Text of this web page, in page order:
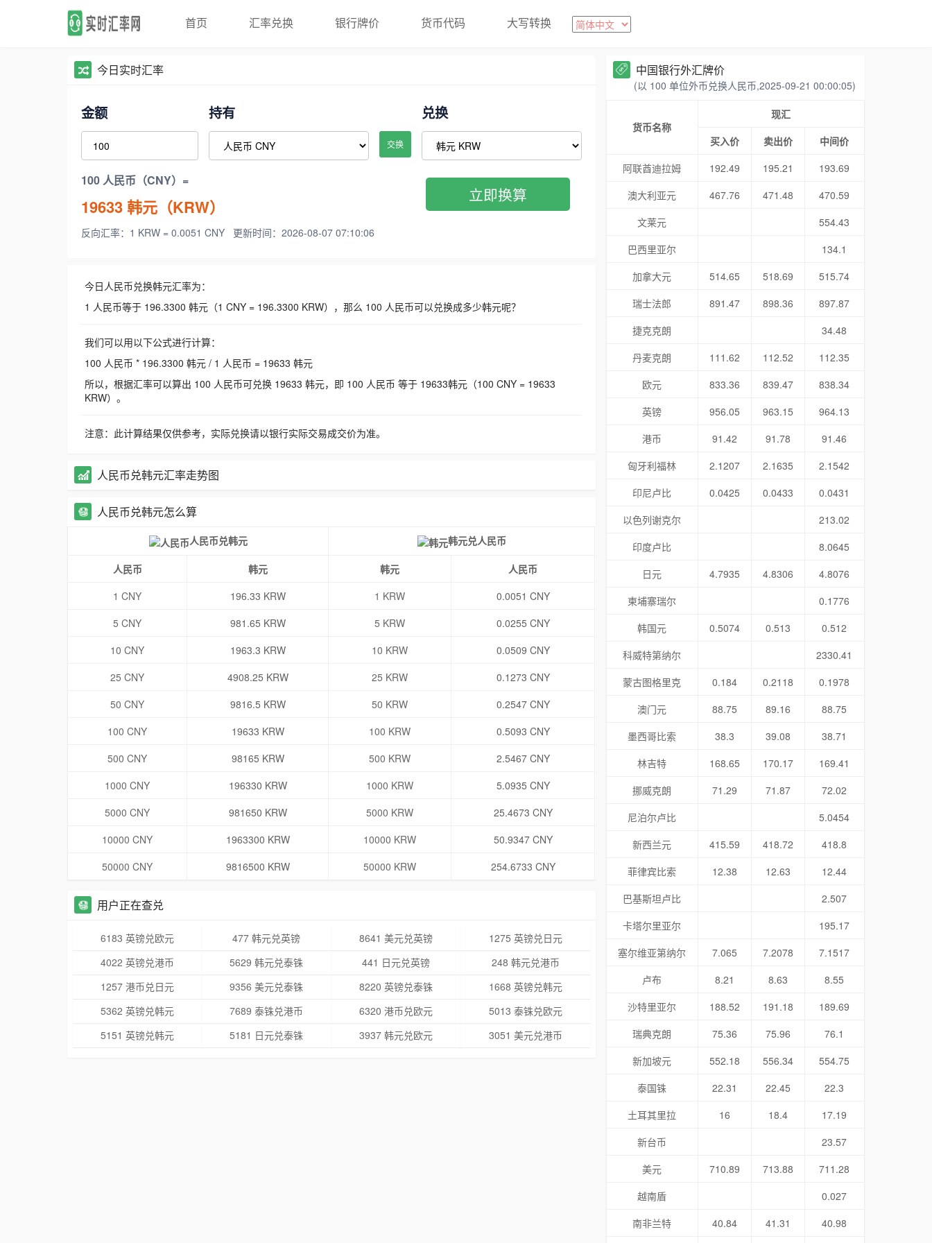
首页 汇率兑换 银行牌价 货币代码 大写转换
今日实时汇率
金额 持有
交换
兑换
100 人民币（CNY）=
19633韩元（KRW）
反向汇率：1 KRW = 0.0051 CNY 更新时间：2026-08-07 07:10:06
立即换算
今日人民币兑换韩元汇率为：
1 人民币等于 196.3300 韩元（1 CNY = 196.3300 KRW），那么 100 人民币可以兑换成多少韩元呢？
我们可以用以下公式进行计算：
100 人民币 * 196.3300 韩元 / 1 人民币 = 19633 韩元
所以，根据汇率可以算出 100 人民币可兑换 19633 韩元，即 100 人民币 等于 19633韩元（100 CNY = 19633
KRW）。
注意：此计算结果仅供参考，实际兑换请以银行实际交易成交价为准。
人民币兑韩元汇率走势图
人民币兑韩元怎么算
人民币兑韩元 韩元兑人民币
人民币 韩元 韩元
人民币
1 CNY
196.33 KRW 1 KRW
0.0051 CNY
5 CNY
981.65 KRW 5 KRW
0.0255 CNY
10 CNY
1963.3 KRW 10 KRW
0.0509 CNY
25 CNY
4908.25 KRW 25 KRW
0.1273 CNY
50 CNY
9816.5 KRW 50 KRW
0.2547 CNY
100 CNY
19633 KRW 100 KRW
0.5093 CNY
500 CNY
98165 KRW 500 KRW
2.5467 CNY
1000 CNY
196330 KRW 1000 KRW
5.0935 CNY
5000 CNY
981650 KRW 5000 KRW
25.4673 CNY
10000 CNY
1963300 KRW 10000 KRW
50.9347 CNY
50000 CNY
9816500 KRW 50000 KRW 254.6733 CNY
用户正在查兑
6183 英镑兑欧元 477 韩元兑英镑 8641 美元兑英镑
1275 英镑兑日元
4022 英镑兑港币
5629 韩元兑泰铢 441 日元兑英镑
248 韩元兑港币
1257 港币兑日元
9356 美元兑泰铢 8220 英镑兑泰铢
1668 英镑兑韩元
5362 英镑兑韩元
7689 泰铢兑港币 6320 港币兑欧元
5013 泰铢兑欧元
5151 英镑兑韩元
5181 日元兑泰铢 3937 韩元兑欧元 3051 美元兑港币
中国银行外汇牌价
(以 100 单位外币兑换人民币,2025-09-21 00:00:05)
货币名称
现汇
买入价
卖出价
中间价
阿联酋迪拉姆
192.49 195.21
193.69
澳大利亚元
467.76 471.48
470.59
文莱元
554.43
巴西里亚尔
134.1
加拿大元
514.65 518.69
515.74
瑞士法郎
891.47 898.36
897.87
捷克克朗
34.48
丹麦克朗
111.62 112.52
112.35
欧元
833.36 839.47
838.34
英镑
956.05 963.15
964.13
港币
91.42 91.78
91.46
匈牙利福林
2.1207 2.1635
2.1542
印尼卢比
0.0425 0.0433
0.0431
以色列谢克尔
213.02
印度卢比
8.0645
日元
4.7935 4.8306
4.8076
柬埔寨瑞尔
0.1776
韩国元
0.5074 0.513
0.512
科威特第纳尔
2330.41
蒙古图格里克
0.184 0.2118
0.1978
澳门元
88.75 89.16
88.75
墨西哥比索
38.3 39.08
38.71
林吉特
168.65 170.17
169.41
挪威克朗
71.29 71.87
72.02
尼泊尔卢比
5.0454
新西兰元
415.59 418.72
418.8
菲律宾比索
12.38 12.63
12.44
巴基斯坦卢比
2.507
卡塔尔里亚尔
195.17
塞尔维亚第纳尔
7.065 7.2078
7.1517
卢布
8.21 8.63
8.55
沙特里亚尔
188.52 191.18
189.69
瑞典克朗
75.36 75.96
76.1
新加坡元
552.18 556.34
554.75
泰国铢
22.31 22.45
22.3
土耳其里拉
16 18.4
17.19
新台币
23.57
美元
710.89 713.88
711.28
越南盾
0.027
南非兰特
40.84 41.31 40.98